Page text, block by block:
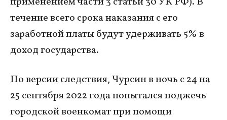
течение всего срока наказания с его
заработной платы будут удерживать 5% в
доход государства.
По версии следствия, Чурсин в ночь с 24 на
25 сентября 2022 года попытался поджечь
городской военкомат при помощи